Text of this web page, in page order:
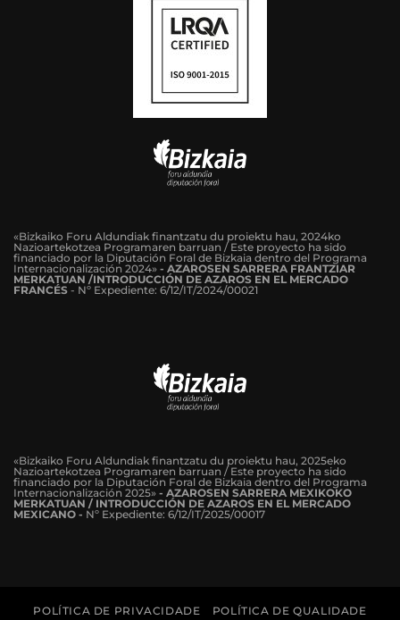
«Bizkaiko Foru Aldundiak finantzatu du proiektu hau, 2024ko
Nazioartekotzea Programaren barruan / Este proyecto ha sido
financiado por la Diputación Foral de Bizkaia dentro del Programa
Internacionalización 2024» - AZAROSEN SARRERA FRANTZIAR
MERKATUAN /INTRODUCCIÓN DE AZAROS EN EL MERCADO
FRANCÉS - Nº Expediente: 6/12/IT/2024/00021
«Bizkaiko Foru Aldundiak finantzatu du proiektu hau, 2025eko
Nazioartekotzea Programaren barruan / Este proyecto ha sido
financiado por la Diputación Foral de Bizkaia dentro del Programa
Internacionalización 2025» - AZAROSEN SARRERA MEXIKOKO
MERKATUAN / INTRODUCCIÓN DE AZAROS EN EL MERCADO
MEXICANO - Nº Expediente: 6/12/IT/2025/00017
POLÍTICA DE PRIVACIDADE POLÍTICA DE QUALIDADE